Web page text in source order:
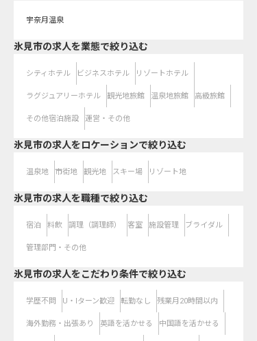
宇奈月温泉
氷見市の求人を業態で絞り込む
シティホテル ビジネスホテル リゾートホテル
ラグジュアリーホテル 観光地旅館 温泉地旅館 高級旅館
その他宿泊施設 運営・その他
氷見市の求人をロケーションで絞り込む
温泉地 市街地 観光地 スキー場 リゾート地
氷見市の求人を職種で絞り込む
宿泊 料飲 調理（調理師） 客室 施設管理 ブライダル
管理部門・その他
氷見市の求人をこだわり条件で絞り込む
学歴不問 U・Iターン歓迎 転勤なし 残業月20時間以内
海外勤務・出張あり 英語を活かせる 中国語を活かせる